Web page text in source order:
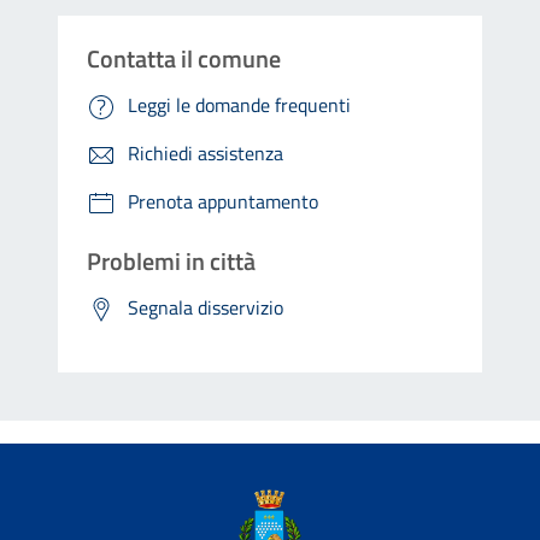
Prestazioni sociali agevolate
Procedura di riversamento
Reddito di cittadinanza (RdC)
Richiesta Svincolo Fidejussione
autorizzazione al transito in Area Pedonale o Zona a
Richiesta contributo libri di testo per le scuole
Contatta il comune
Leggi le domande frequenti
Richiedi assistenza
Prenota appuntamento
Problemi in città
Segnala disservizio